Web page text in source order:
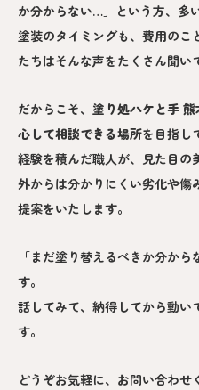
か分からない…」という方、多
塗装のタイミングも、費用のこ
たちはそんな声をたくさん聞い
だからこそ、 塗り処ハケと手 熊
心して相談できる場所を目指し
経験を積んだ職人が、見た目の
外からは分かりにくい劣化や傷
提案をいたします。
「まだ塗り替えるべきか分か
す。
話してみて、納得してから動い
す。
どうぞお気軽に、お問い合わせ